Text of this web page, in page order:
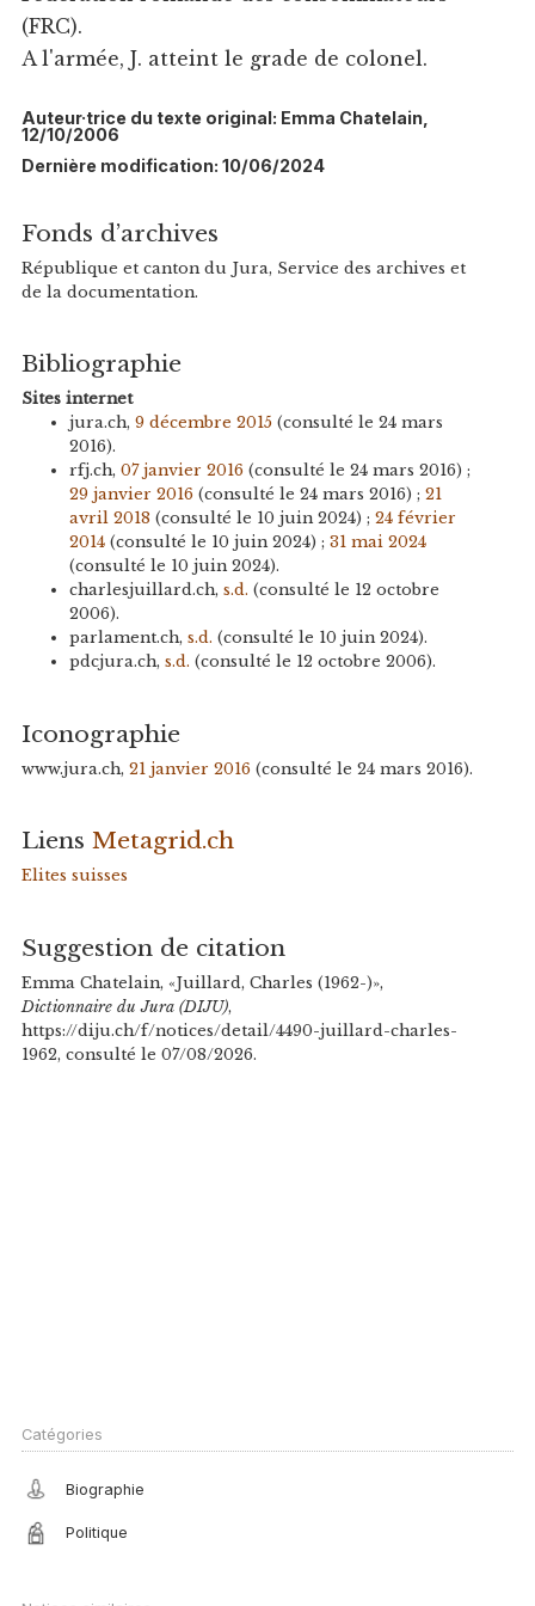
(FRC).
A l'armée, J. atteint le grade de colonel.
Auteur·trice du texte original: Emma Chatelain,
12/10/2006
Dernière modification: 10/06/2024
Fonds d’archives
République et canton du Jura, Service des archives et
de la documentation.
Bibliographie
Sites internet
jura.ch, 9 décembre 2015(consulté le 24 mars
2016).
rfj.ch, 07 janvier 2016(consulté le 24 mars 2016) ;
29 janvier 2016(consulté le 24 mars 2016) ; 21
avril 2018 (consulté le 10 juin 2024) ; 24 février
2014(consulté le 10 juin 2024) ; 31 mai 2024
(consulté le 10 juin 2024).
charlesjuillard.ch, s.d. (consulté le 12 octobre
2006).
parlament.ch, s.d. (consulté le 10 juin 2024).
pdcjura.ch, s.d. (consulté le 12 octobre 2006).
Iconographie
www.jura.ch, 21 janvier 2016(consulté le 24 mars 2016).
Liens Metagrid.ch
Elites suisses
Suggestion de citation
Emma Chatelain, «Juillard, Charles (1962-)»,
Dictionnaire du Jura (DIJU),
https://diju.ch/f/notices/detail/4490-juillard-charles-
1962, consulté le 07/08/2026.
Catégories
Biographie
Politique